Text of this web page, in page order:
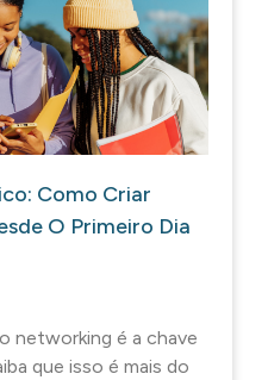
Como Criar
O Primeiro Dia
networking é a chave
que isso é mais do